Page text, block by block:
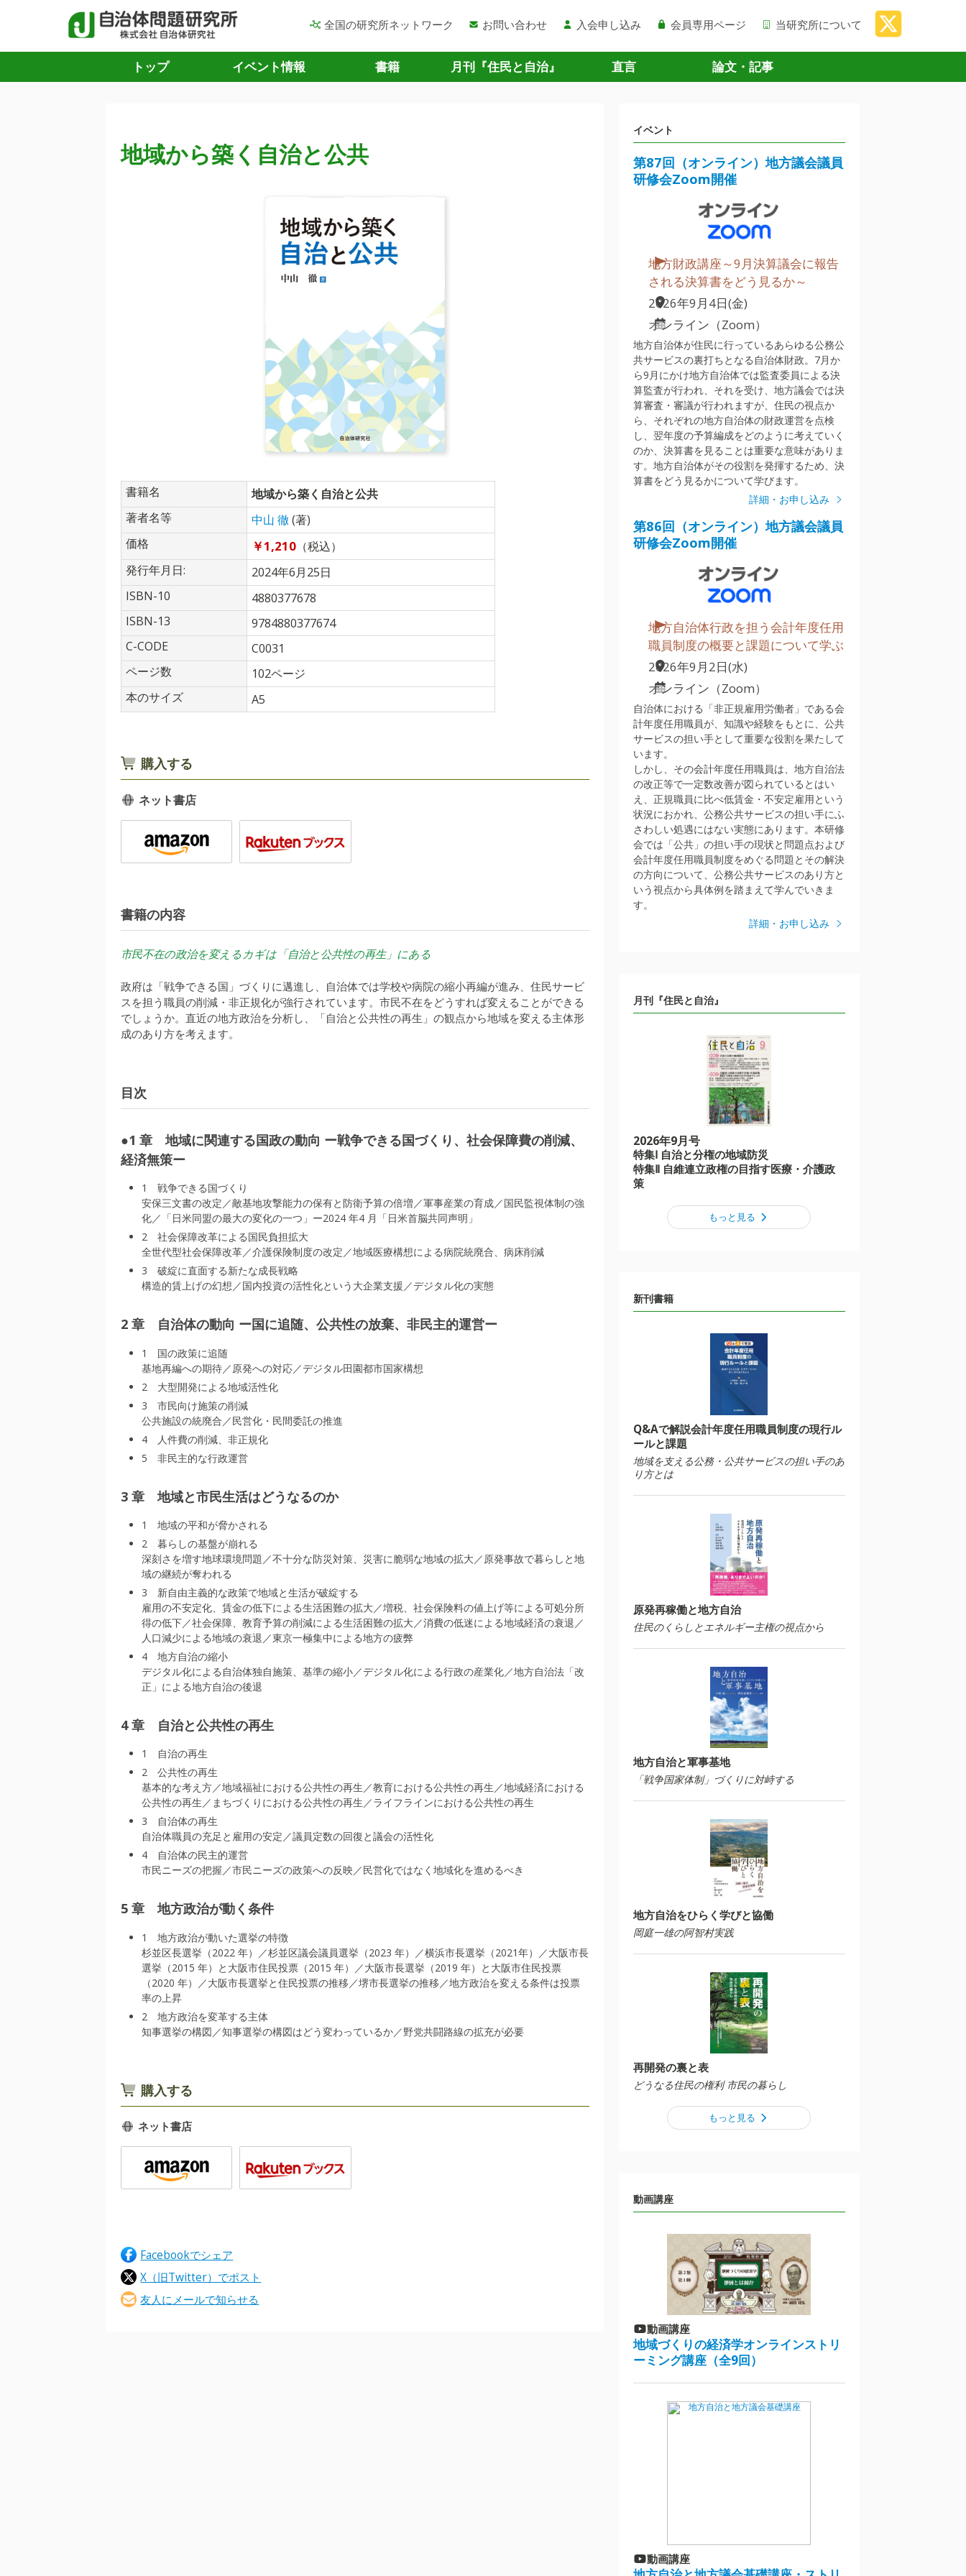
全国の研究所ネットワーク お問い合わせ 入会申し込み 会員専用ページ 当研究所について
トップ イベント情報 書籍 月刊『住民と自治』 直言 論文・記事
地域から築く自治と公共
書籍名
地域から築く自治と公共
著者名等
中山 徹 (著)
価格
￥1,210 （税込）
発行年月日:
2024年6月25日
ISBN-10
4880377678
ISBN-13
9784880377674
C-CODE
C0031
ページ数
102ページ
本のサイズ
A5
購入する
ネット書店
書籍の内容
市民不在の政治を変えるカギは「自治と公共性の再生」にある
政府は「戦争できる国」づくりに邁進し、自治体では学校や病院の縮小再編が進み、住民サービ
スを担う職員の削減・非正規化が強行されています。市民不在をどうすれば変えることができる
でしょうか。直近の地方政治を分析し、「自治と公共性の再生」の観点から地域を変える主体形
成のあり方を考えます。
目次
●1 章 地域に関連する国政の動向 ー戦争できる国づくり、社会保障費の削減、
経済無策ー
1 戦争できる国づくり
安保三文書の改定／敵基地攻撃能力の保有と防衛予算の倍増／軍事産業の育成／国民監視体制の強
化／「日米同盟の最大の変化の一つ」ー2024 年4 月「日米首脳共同声明」
2 社会保障改革による国民負担拡大
全世代型社会保障改革／介護保険制度の改定／地域医療構想による病院統廃合、病床削減
3 破綻に直面する新たな成長戦略
構造的賃上げの幻想／国内投資の活性化という大企業支援／デジタル化の実態
2 章 自治体の動向 ー国に追随、公共性の放棄、非民主的運営ー
1 国の政策に追随
基地再編への期待／原発への対応／デジタル田園都市国家構想
2 大型開発による地域活性化
3 市民向け施策の削減
公共施設の統廃合／民営化・民間委託の推進
4 人件費の削減、非正規化
5 非民主的な行政運営
3 章 地域と市民生活はどうなるのか
1 地域の平和が脅かされる
2 暮らしの基盤が崩れる
深刻さを増す地球環境問題／不十分な防災対策、災害に脆弱な地域の拡大／原発事故で暮らしと地
域の継続が奪われる
3 新自由主義的な政策で地域と生活が破綻する
雇用の不安定化、賃金の低下による生活困難の拡大／増税、社会保険料の値上げ等による可処分所
得の低下／社会保障、教育予算の削減による生活困難の拡大／消費の低迷による地域経済の衰退／
人口減少による地域の衰退／東京一極集中による地方の疲弊
4 地方自治の縮小
デジタル化による自治体独自施策、基準の縮小／デジタル化による行政の産業化／地方自治法「改
正」による地方自治の後退
4 章 自治と公共性の再生
1 自治の再生
2 公共性の再生
基本的な考え方／地域福祉における公共性の再生／教育における公共性の再生／地域経済における
公共性の再生／まちづくりにおける公共性の再生／ライフラインにおける公共性の再生
3 自治体の再生
自治体職員の充足と雇用の安定／議員定数の回復と議会の活性化
4 自治体の民主的運営
市民ニーズの把握／市民ニーズの政策への反映／民営化ではなく地域化を進めるべき
5 章 地方政治が動く条件
1 地方政治が動いた選挙の特徴
杉並区長選挙（2022 年）／杉並区議会議員選挙（2023 年）／横浜市長選挙（2021年）／大阪市長
選挙（2015 年）と大阪市住民投票（2015 年）／大阪市長選挙（2019 年）と大阪市住民投票
（2020 年）／大阪市長選挙と住民投票の推移／堺市長選挙の推移／地方政治を変える条件は投票
率の上昇
2 地方政治を変革する主体
知事選挙の構図／知事選挙の構図はどう変わっているか／野党共闘路線の拡充が必要
購入する
ネット書店
Facebookでシェア
X（旧Twitter）でポスト
友人にメールで知らせる
イベント
第87回（オンライン）地方議会議員
研修会Zoom開催
地方財政講座～9月決算議会に報告
される決算書をどう見るか～
2026年9月4日(金)
オンライン（Zoom）
地方自治体が住民に行っているあらゆる公務公
共サービスの裏打ちとなる自治体財政。7月か
ら9月にかけ地方自治体では監査委員による決
算監査が行われ、それを受け、地方議会では決
算審査・審議が行われますが、住民の視点か
ら、それぞれの地方自治体の財政運営を点検
し、翌年度の予算編成をどのように考えていく
のか、決算書を見ることは重要な意味がありま
す。地方自治体がその役割を発揮するため、決
算書をどう見るかについて学びます。
詳細・お申し込み
第86回（オンライン）地方議会議員
研修会Zoom開催
地方自治体行政を担う会計年度任用
職員制度の概要と課題について学ぶ
2026年9月2日(水)
オンライン（Zoom）
自治体における「非正規雇用労働者」である会
計年度任用職員が、知識や経験をもとに、公共
サービスの担い手として重要な役割を果たして
います。
しかし、その会計年度任用職員は、地方自治法
の改正等で一定数改善が図られているとはい
え、正規職員に比べ低賃金・不安定雇用という
状況におかれ、公務公共サービスの担い手にふ
さわしい処遇にはない実態にあります。本研修
会では「公共」の担い手の現状と問題点および
会計年度任用職員制度をめぐる問題とその解決
の方向について、公務公共サービスのあり方と
いう視点から具体例を踏まえて学んでいきま
す。
詳細・お申し込み
月刊『住民と自治』
2026年9月号
特集Ⅰ 自治と分権の地域防災
特集Ⅱ 自維連立政権の目指す医療・介護政
策
もっと見る
新刊書籍
Q&Aで解説会計年度任用職員制度の現行ル
ールと課題
地域を支える公務・公共サービスの担い手のあ
り方とは
原発再稼働と地方自治
住民のくらしとエネルギー主権の視点から
地方自治と軍事基地
「戦争国家体制」づくりに対峙する
地方自治をひらく学びと協働
岡庭一雄の阿智村実践
再開発の裏と表
どうなる住民の権利 市民の暮らし
もっと見る
動画講座
動画講座
地域づくりの経済学オンラインストリ
ーミング講座（全9回）
動画講座